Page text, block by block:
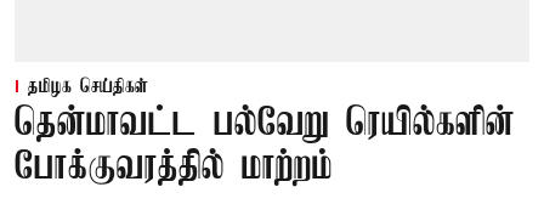
தமிழக செய்திகள்
தென்மாவட்ட பல்வேறு ரெயில்களின்
போக்குவரத்தில் மாற்றம்